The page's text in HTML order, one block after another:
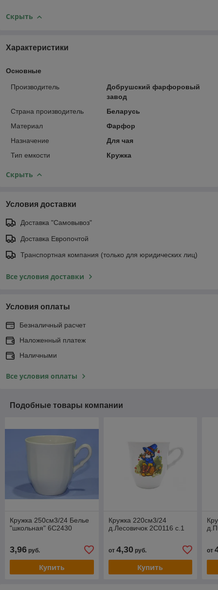
Скрыть
Характеристики
Основные
Производитель
Добрушский фарфоровый
завод
Страна производитель
Беларусь
Материал
Фарфор
Назначение
Для чая
Тип емкости
Кружка
Скрыть
Условия доставки
Доставка "Самовывоз"
Доставка Европочтой
Транспортная компания (только для юридических лиц)
Все условия доставки
Условия оплаты
Безналичный расчет
Наложенный платеж
Наличными
Все условия оплаты
Подобные товары компании
Кружка 250см3/24 Белье
"школьная" 6С2430
3,96 руб.
Купить
Кружка 220см3/24
д.Лесовичок 2С0116 с.1
от 4,30руб.
Купить
от